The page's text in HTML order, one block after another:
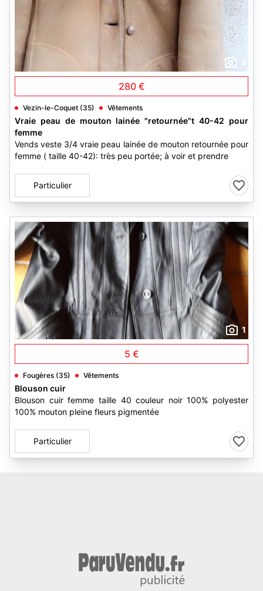
3
280 €
Vezin-le-Coquet (35) Vêtements
Vraie peau de mouton lainée "retournée"t 40-42 pour
femme
Vends veste 3/4 vraie peau lainée de mouton retournée pour
femme ( taille 40-42): très peu portée; à voir et prendre
Particulier
1
5 €
Fougères (35) Vêtements
Blouson cuir
Blouson cuir femme taille 40 couleur noir 100% polyester
100% mouton pleine fleurs pigmentée
Particulier